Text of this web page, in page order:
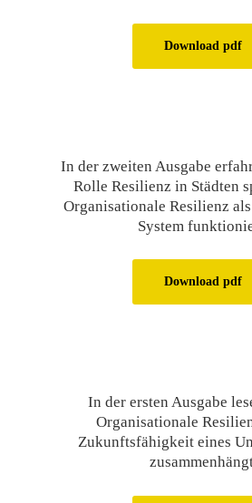
Download pdf
In der zweiten Ausgabe
Rolle Resilienz in Städten
Organisationale Resilienz
System
Download pdf
In der ersten Ausgabe
Organisationale
Zukunftsfähigkeit eines